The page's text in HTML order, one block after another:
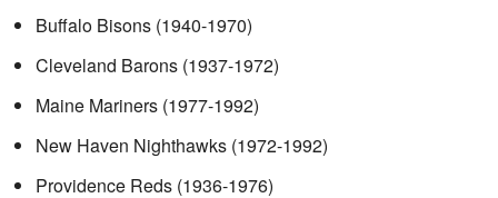
Buffalo Bisons (1940-1970)
Cleveland Barons (1937-1972)
Maine Mariners (1977-1992)
New Haven Nighthawks (1972-1992)
Providence Reds (1936-1976)